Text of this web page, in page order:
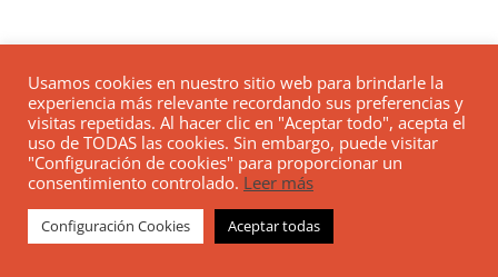
Usamos cookies en nuestro sitio web para brindarle la
experiencia más relevante recordando sus preferencias y
visitas repetidas. Al hacer clic en "Aceptar todo", acepta el
uso de TODAS las cookies. Sin embargo, puede visitar
"Configuración de cookies" para proporcionar un
consentimiento controlado. Leer más
Configuración Cookies Aceptar todas